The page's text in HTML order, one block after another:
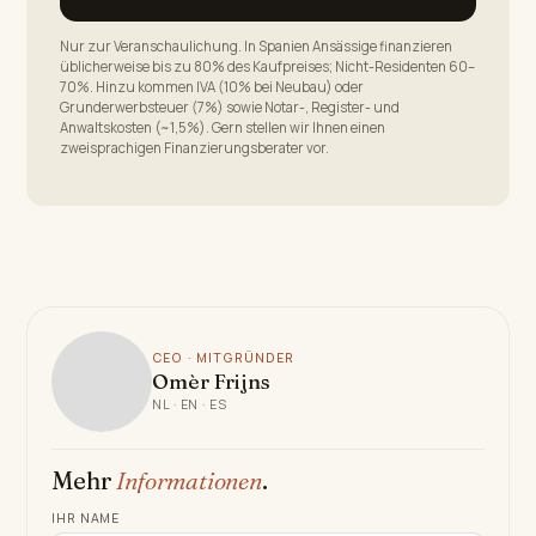
Nur zur Veranschaulichung. In Spanien Ansässige finanzieren
üblicherweise bis zu 80% des Kaufpreises; Nicht-Residenten 60–
70%. Hinzu kommen IVA (10% bei Neubau) oder
Grunderwerbsteuer (7%) sowie Notar-, Register- und
Anwaltskosten (~1,5%). Gern stellen wir Ihnen einen
zweisprachigen Finanzierungsberater vor.
CEO · MITGRÜNDER
Omèr Frijns
NL · EN · ES
Mehr Informationen.
IHR NAME